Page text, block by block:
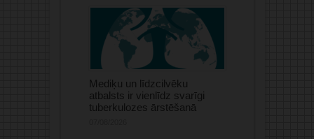
Mediķu un līdzcilvēku
atbalsts ir vienlīdz svarīgi
tuberkulozes ārstēšanā